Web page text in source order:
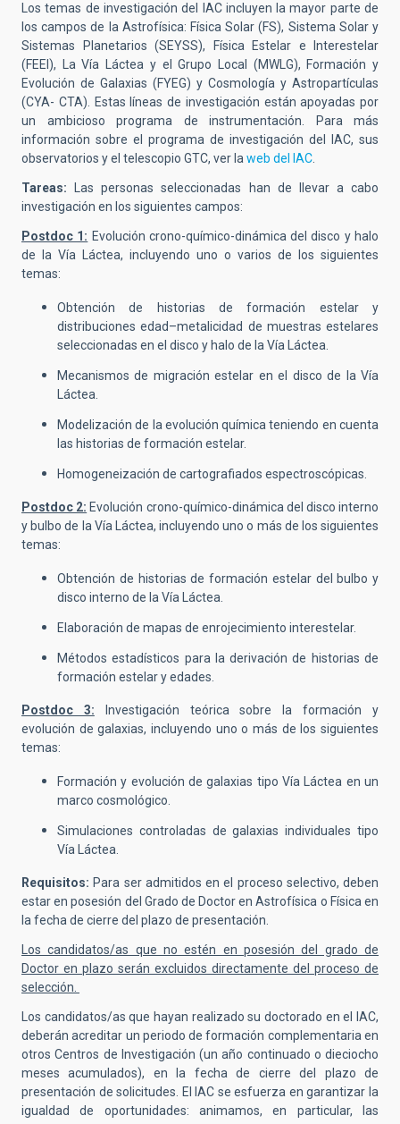
Los temas de investigación del IAC incluyen la mayor parte de
los campos de la Astrofísica: Física Solar (FS), Sistema Solar y
Sistemas Planetarios (SEYSS), Física Estelar e Interestelar
(FEEI), La Vía Láctea y el Grupo Local (MWLG), Formación y
Evolución de Galaxias (FYEG) y Cosmología y Astropartículas
(CYA- CTA). Estas líneas de investigación están apoyadas por
un ambicioso programa de instrumentación. Para más
información sobre el programa de investigación del IAC, sus
observatorios y el telescopio GTC, ver la web del IAC
Tareas:
Las personas seleccionadas han de llevar a cabo
investigación en los siguientes campos:
Postdoc 1: Evolución crono-químico-dinámica del disco y halo
de la Vía Láctea, incluyendo uno o varios de los siguientes
temas:
Obtención de historias de formación estelar y
distribuciones edad–metalicidad de muestras estelares
seleccionadas en el disco y halo de la Vía Láctea.
Mecanismos de migración estelar en el disco de la Vía
Láctea.
Modelización de la evolución química teniendo en cuenta
las historias de formación estelar.
Homogeneización de cartografiados espectroscópicas.
Postdoc 2: Evolución crono-químico-dinámica del disco interno
y bulbo de la Vía Láctea, incluyendo uno o más de los siguientes
temas:
Obtención de historias de formación estelar del bulbo y
disco interno de la Vía Láctea.
Elaboración de mapas de enrojecimiento interestelar.
Métodos estadísticos para la derivación de historias de
formación estelar y edades.
Postdoc 3: Investigación teórica sobre la formación y
evolución de galaxias, incluyendo uno o más de los siguientes
temas:
Formación y evolución de galaxias tipo Vía Láctea en un
marco cosmológico.
Simulaciones controladas de galaxias individuales tipo
Vía Láctea.
Requisitos: Para ser admitidos en el proceso selectivo, deben
estar en posesión del Grado de Doctor en Astrofísica o Física en
la fecha de cierre del plazo de presentación.
Los candidatos/as que no estén en posesión del grado de
Doctor en plazo serán excluidos directamente del proceso de
selección.
Los candidatos/as que hayan realizado su doctorado en el IAC,
deberán acreditar un periodo de formación complementaria en
otros Centros de Investigación (un año continuado o dieciocho
meses acumulados), en la fecha de cierre del plazo de
presentación de solicitudes. El IAC se esfuerza en garantizar la
igualdad de oportunidades: animamos, en particular, las